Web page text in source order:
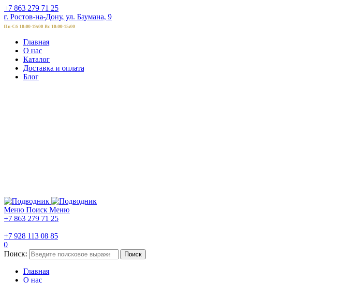
+7 863 279 71 25
г. Ростов-на-Дону, ул. Баумана, 9
Пн-Сб 10:00-19:00 Вс 10:00-15:00
Главная
О нас
Каталог
Доставка и оплата
Блог
Меню Поиск Меню
+7 863 279 71 25
+7 928 113 08 85
0
Поиск:
Поиск
Главная
О нас